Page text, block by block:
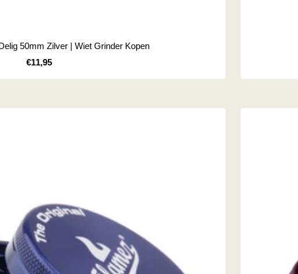
50mm Zilver | Wiet Grinder Kopen
Kortingsprijs
€11,95